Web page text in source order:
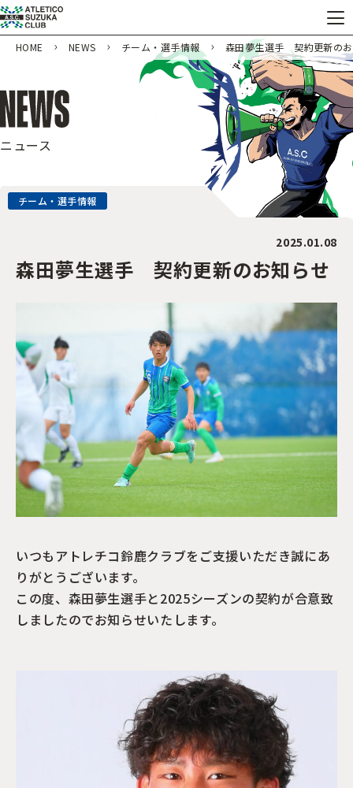
HOME NEWS チーム・選手情報 森田夢生選手 契約更新の
ニュース
チーム・選手情報
2025.01.08
森田夢生選手 契約更新のお知らせ
いつもアトレチコ鈴鹿クラブをご支援いただき誠にあ
りがとうございます。
この度、森田夢生選手と2025シーズンの契約が合意致
しましたのでお知らせいたします。